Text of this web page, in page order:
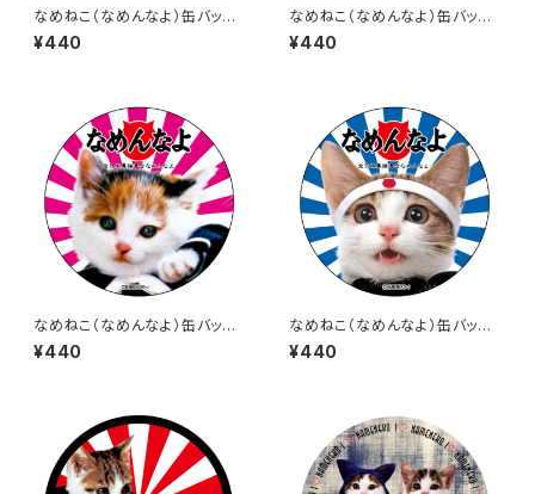
なめねこ（なめんなよ）缶バッジ
1
¥440
なめねこ（なめんなよ）缶バッジ
2
¥440
なめねこ（なめんなよ）缶バッジ
3
¥440
なめねこ（なめんなよ）缶バッジ
4
¥440